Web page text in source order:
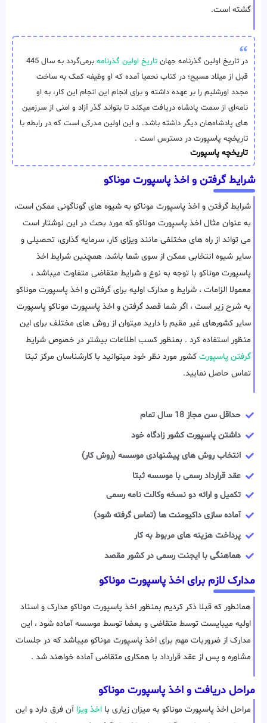
گشته است.
در تاریخ اولین گذرنامه جهان تاریخ اولین گذرنامه
برمی‌گردد به سال 445
قبل از میلاد مسیح؛ در کتاب نحمیا آمده که او وظیفه‌ کمک به ساخت
مجدد اورشلیم را بر عهده داشته و برای انجام این انجام این کار، به او
نامه‌ای از سمت پادشاه دریافت میکند تا بتواند گذر آزاد و امنی از سرزمین
های پادشاه‌هان دیگر داشته باشد. و این اولین مدرکی است که در رابطه با
تاریخچه پاسپورت در دسترس است .
تاریخچه پاسپورت
شرایط گرفتن و اخذ پاسپورت موناکو
شرایط گرفتن و اخذ پاسپورت موناکو به شیوه های گوناگونی ممکن است،
به عنوان مثال اخذ پاسپورت موناکو که مورد بحث در این نوشتار است
می تواند از راه های مختلفی مانند ویزای کار، سرمایه گذاری، تحصیلی و
سایر شیوه انتخابی ممکن از سوی شما باشد. همچنین شرایط اخذ
پاسپورت موناکو با توجه به نوع و شرایط متقاضی متفاوت میباشد ،
معمولا الزامات ، شرایط و مدارک اولیه برای گرفتن و اخذ پاسپورت موناکو
به شرح زیر است ، اگر شما قصد گرفتن و اخذ پاسپورت موناکو پاسپورت
سایر کشورهای غیر مقیم را دارید میتوان از روش های مختلف برای این
منظور استفاده کرد . بمنظور کسب اطلاعات بیشتر در خصوص شرایط
گرفتن پاسپورت کشور مورد نظر خود میتوانید با کارشناسان مرکز ثبتا
تماس حاصل نمایید.
حداقل سن مجاز 18 سال تمام
داشتن پاسپورت کشور زادگاه خود
انتخاب روش های پیشنهادی موسسه (روش کار)
عقد قرارداد رسمی با موسسه ثبتا
تکمیل و ارائه دو نسخه وکالت نامه رسمی
آماده سازی داکیومنت ها (تماس گرفته شود)
پرداخت هزینه های مربوط به کار
هماهنگی با ایجنت رسمی در کشور مقصد
مدارک لازم برای اخذ پاسپورت موناکو
همانطور که قبلا ذکر کردیم بمنظور اخذ پاسپورت موناکو مدارک و اسناد
اولیه میبایست توسط متقاضی و بعضا توسط موسسه آماده شود ، این
مدارک از ضروریات مهم برای اخذ پاسپورت موناکو میباشد که در جلسات
مشاوره و پس از عقد قرارداد با همکاری متقاضی آماده خواهند شد .
مراحل دریافت و اخذ پاسپورت موناکو
مراحل اخذ پاسپورت موناکو به میزان زیاری با اخذ ویزا آن فرق دارد و این